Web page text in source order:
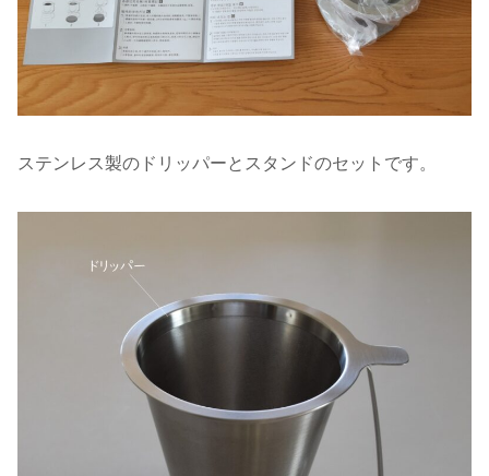
ステンレス製のドリッパーとスタンドのセットです。